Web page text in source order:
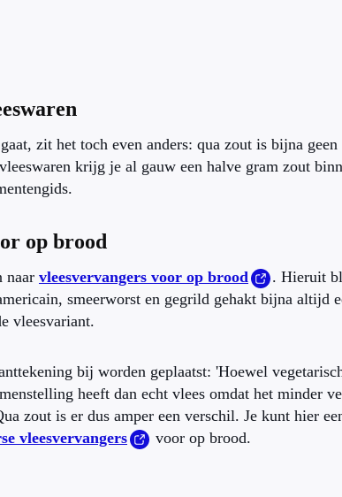
zit het toch even anders: qua zout is bijna geen
krijg je al gauw een halve gram zout
op brood
naar vleesvervangers voor op brood
. Hieruit
smeerworst en gegrild gehakt bijna altijd
vleesvariant.
bij worden geplaatst: 'Hoewel
heeft dan echt vlees omdat het minder
zout is er dus amper een verschil. Je kunt hier
vleesvervangers voor op brood.